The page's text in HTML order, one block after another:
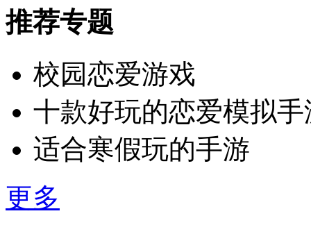
推荐专题
校园恋爱游戏
十款好玩的恋爱模拟
适合寒假玩的手游
更多